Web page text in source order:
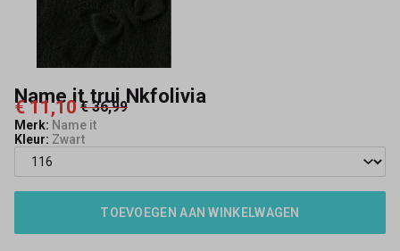
Name it trui Nkfolivia
€ 11,10 € 36,99
Merk: Name it
Kleur: Zwart
TOEVOEGEN AAN WINKELWAGEN